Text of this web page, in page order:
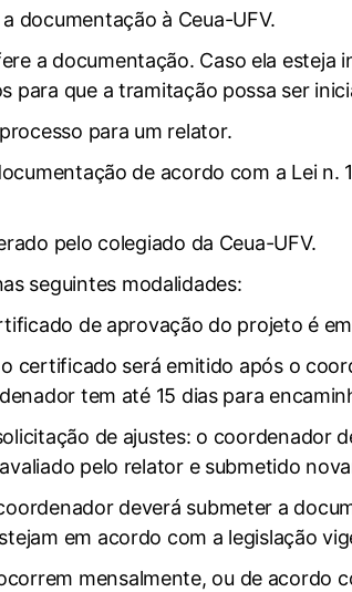
documentação à Ceua-UFV.
a documentação. Caso ela
para que a tramitação possa ser
para um relator.
de acordo com a Lei n.
pelo colegiado da Ceua-UFV.
seguintes modalidades:
de aprovação do projeto é
certificado será emitido após o
tem até 15 dias para
de ajustes: o coordenador
pelo relator e submetido
deverá submeter a
em acordo com a legislação
mensalmente, ou de acordo